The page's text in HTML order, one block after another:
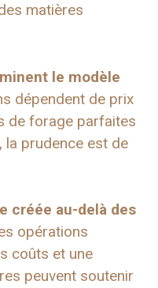
matières
le modèle
dépendent de prix
de forage parfaites
la prudence est de
créée au-delà des
opérations
coûts et une
peuvent soutenir